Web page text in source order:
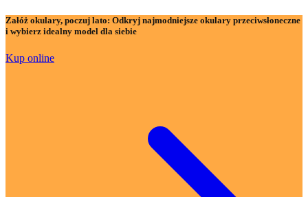
Załóż okulary, poczuj lato: Odkryj najmodniejsze okulary przeciwsłoneczne
i wybierz idealny model dla siebie
Kup online